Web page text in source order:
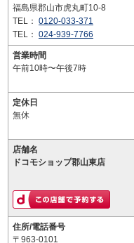
福島県郡山市虎丸町10-8
TEL： 0120-033-371
TEL： 024-939-7766
営業時間
午前10時〜午後7時
定休日
無休
店舗名
ドコモショップ郡山東店
住所/電話番号
〒963-0101